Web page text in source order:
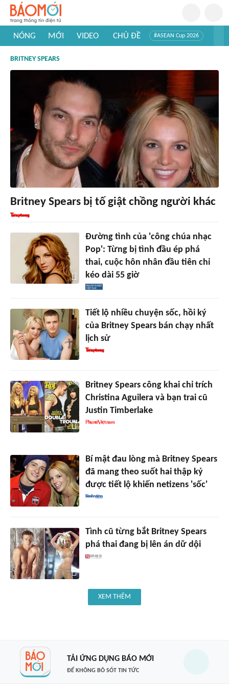
NÓNG MỚI VIDEO CHỦ ĐỀ #ASEAN Cup 2026
#Khám phá thế giới
BRITNEY SPEARS
Britney Spears bị tố giật chồng người khác
Đường tình của 'công chúa nhạc
Pop': Từng bị tình đầu ép phá
thai, cuộc hôn nhân đầu tiên chỉ
kéo dài 55 giờ
Tiết lộ nhiều chuyện sốc, hồi ký
của Britney Spears bán chạy nhất
lịch sử
Britney Spears công khai chỉ trích
Christina Aguilera và bạn trai cũ
Justin Timberlake
Bí mật đau lòng mà Britney Spears
đã mang theo suốt hai thập kỷ
được tiết lộ khiến netizens 'sốc'
Tình cũ từng bắt Britney Spears
phá thai đang bị lên án dữ dội
XEM THÊM
TẢI ỨNG DỤNG BÁO MỚI
ĐỂ KHÔNG BỎ SÓT TIN TỨC